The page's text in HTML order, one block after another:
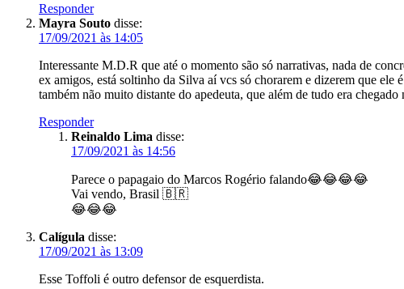
Responder
Mayra Souto disse:
17/09/2021 às 14:05
Interessante M.D.R que até o momento são só narrativas, nada de
ex amigos, está soltinho da Silva aí vcs só chorarem e dizerem que
também não muito distante do apedeuta, que além de tudo era
Responder
Reinaldo Lima disse:
17/09/2021 às 14:56
Parece o papagaio do Marcos Rogério falando😂😂😂😂
Vai vendo, Brasil 🇧🇷
😂😂😂
Calígula disse:
17/09/2021 às 13:09
Esse Toffoli é outro defensor de esquerdista.